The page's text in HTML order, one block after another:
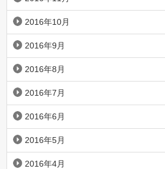
2016年10月
2016年9月
2016年8月
2016年7月
2016年6月
2016年5月
2016年4月